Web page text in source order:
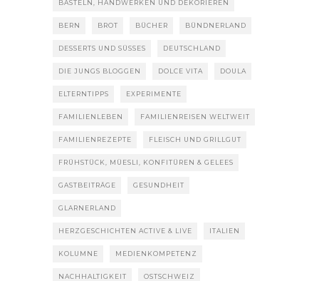
BASTELN, HANDWERKEN UND DEKORIEREN
BERN BROT BÜCHER BÜNDNERLAND
DESSERTS UND SÜSSES DEUTSCHLAND
DIE JUNGS BLOGGEN DOLCE VITA DOULA
ELTERNTIPPS EXPERIMENTE
FAMILIENLEBEN FAMILIENREISEN WELTWEIT
FAMILIENREZEPTE FLEISCH UND GRILLGUT
FRÜHSTÜCK, MÜESLI, KONFITÜREN & GELEES
GASTBEITRÄGE GESUNDHEIT
GLARNERLAND
HERZGESCHICHTEN ACTIVE & LIVE ITALIEN
KOLUMNE MEDIENKOMPETENZ
NACHHALTIGKEIT OSTSCHWEIZ